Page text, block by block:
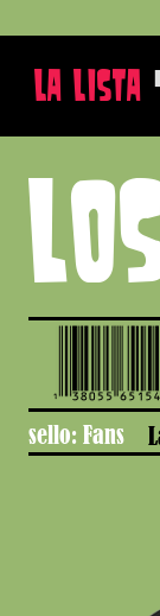
La Lista
sello: Fans